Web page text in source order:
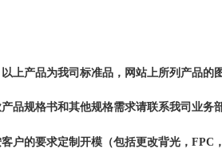
以上产品为我司标准品，网站上所列产品
品规格书和其他规格需求请联系我司业务
户的要求定制开模 （包括更改背光，FPC